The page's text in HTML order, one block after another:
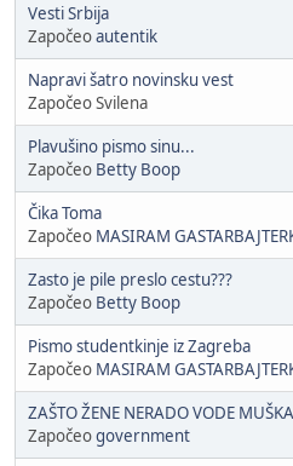
Vesti Srbija
Započeoautentik
Napravi šatro novinsku vest
Započeo Svilena
Plavušino pismo sinu...
Započeo Betty Boop
Čika Toma
Započeo MASIRAM
Zasto je pile preslo cestu???
Započeo Betty Boop
Pismo studentkinje iz Zagreba
Započeo MASIRAM
ZAŠTO ŽENE NERADO VODE
Započeogovernment